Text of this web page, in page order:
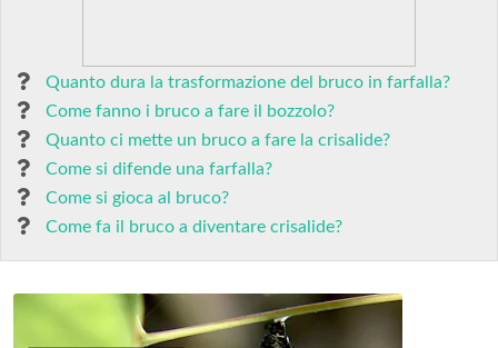
Quanto dura la trasformazione del bruco in farfalla?
Come fanno i bruco a fare il bozzolo?
Quanto ci mette un bruco a fare la crisalide?
Come si difende una farfalla?
Come si gioca al bruco?
Come fa il bruco a diventare crisalide?